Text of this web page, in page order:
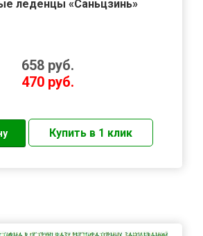
леденцы «Саньцзинь»
658 руб.
470 руб.